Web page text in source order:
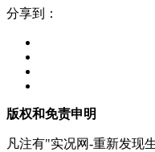
分享到：
版权和免责申明
凡注有"实况网-重新发现